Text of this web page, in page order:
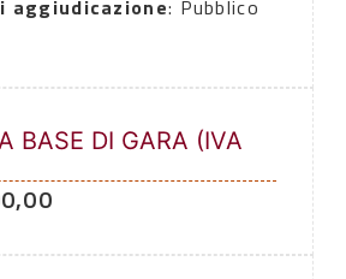
aggiudicazione: Pubblico
BASE DI GARA (IVA